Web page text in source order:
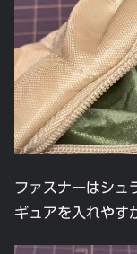
ファスナーはシュ
ギュアを入れやす